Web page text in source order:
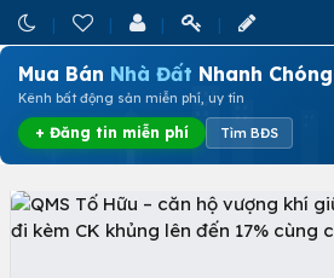
Mua Bán Nhà Đất Nhanh Chóng
Kênh bất động sản miễn phí, uy tín
+ Đăng tin miễn phí Tìm BĐS